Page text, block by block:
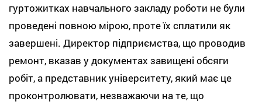
гуртожитках навчального закладу роботи не були
проведені повною мірою, проте їх сплатили як
завершені. Директор підприємства, що проводив
ремонт, вказав у документах завищені обсяги
робіт, а представник університету, який має це
проконтролювати, незважаючи на те, що